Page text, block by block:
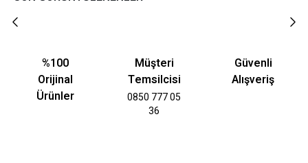
%100
Orijinal
Ürünler
Müşteri
Temsilcisi
0850 777 05
36
Güvenli
Alışveriş